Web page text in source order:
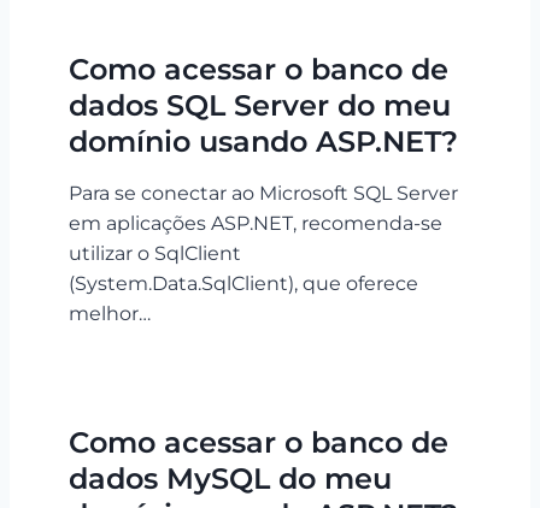
Como acessar o banco de
dados SQL Server do meu
domínio usando ASP.NET?
Para se conectar ao Microsoft SQL Server
em aplicações ASP.NET, recomenda-se
utilizar o SqlClient
(System.Data.SqlClient), que oferece
melhor…
Como acessar o banco de
dados MySQL do meu